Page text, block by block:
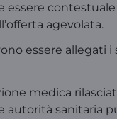
essere
agevolata.
essere allegati i
medica
autorità sanitaria